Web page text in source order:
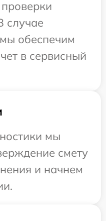
случае
обеспечим
в сервисный
мы
смету
и начнем